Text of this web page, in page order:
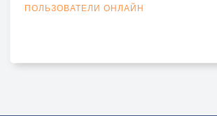
ПОЛЬЗОВАТЕЛИ ОНЛАЙН